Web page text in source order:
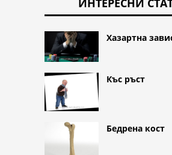
ИНТЕРЕСНИ
Хазартна
Къс ръст
Бедрена кост